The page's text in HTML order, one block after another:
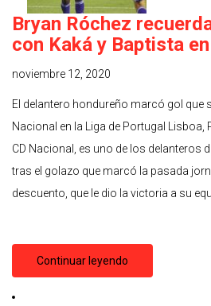
Bryan Róchez
con Kaká y Baptista
noviembre 12, 2020
El delantero hondureño marcó gol que
Nacional en la Liga de Portugal Lisboa,
CD Nacional, es uno de los delanteros
tras el golazo que marcó la pasada
descuento, que le dio la victoria a su
Continuar leyendo